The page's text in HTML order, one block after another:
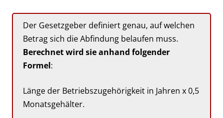
Der Gesetzgeber definiert genau, auf welchen
Betrag sich die Abfindung belaufen muss.
Berechnet wird sie anhand folgender
Formel:
Länge der Betriebszugehörigkeit in Jahren x 0,5
Monatsgehälter.